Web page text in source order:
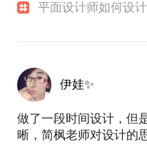
平面设计师如何设
伊娃✨
做了一段时间设计，但
晰，简枫老师对设计的